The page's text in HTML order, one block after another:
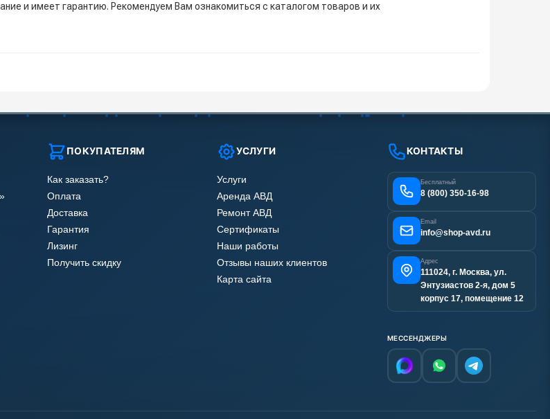
и имеет гарантию. Рекомендуем Вам ознакомиться с каталогом товаров и их
ПОКУПАТЕЛЯМ
Как заказать?
Оплата
Доставка
Гарантия
Лизинг
Получить скидку
УСЛУГИ
Услуги
Аренда АВД
Ремонт АВД
Сертификаты
Наши работы
Отзывы наших клиентов
Карта сайта
КОНТАКТЫ
Бесплатный
8 (800) 350-16-98
Email
info@shop-avd.ru
Адрес
111024, г. Москва, ул.
Энтузиастов 2-я, дом 5
корпус 17, помещение 12
МЕССЕНДЖЕРЫ